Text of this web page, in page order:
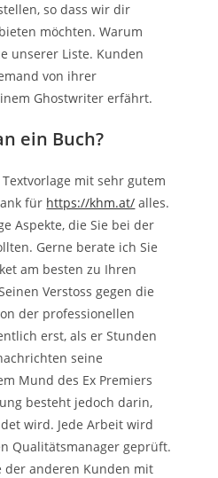
so dass wir dir
möchten. Warum
unserer Liste. Kunden
von ihrer
Ghostwriter erfährt.
ein Buch?
mit sehr gutem
für https://khm.at/ alles.
Aspekte, die Sie bei der
Gerne berate ich Sie
am besten zu Ihren
Verstoss gegen die
der professionellen
erst, als er Stunden
seine
Mund des Ex Premiers
besteht jedoch darin,
wird. Jede Arbeit wird
Qualitätsmanager geprüft.
anderen Kunden mit